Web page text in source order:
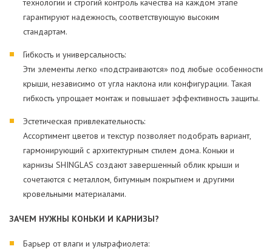
технологии и строгий контроль качества на каждом этапе
гарантируют надежность, соответствующую высоким
стандартам.
Гибкость и универсальность:
Эти элементы легко «подстраиваются» под любые особенности
крыши, независимо от угла наклона или конфигурации. Такая
гибкость упрощает монтаж и повышает эффективность защиты.
Эстетическая привлекательность:
Ассортимент цветов и текстур позволяет подобрать вариант,
гармонирующий с архитектурным стилем дома. Коньки и
карнизы SHINGLAS создают завершенный облик крыши и
сочетаются с металлом, битумным покрытием и другими
кровельными материалами.
ЗАЧЕМ НУЖНЫ КОНЬКИ И КАРНИЗЫ?
Барьер от влаги и ультрафиолета: